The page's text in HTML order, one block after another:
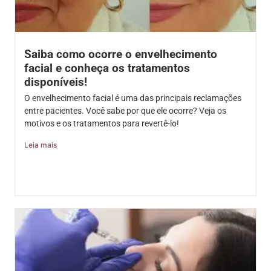
Saiba como ocorre o envelhecimento
facial e conheça os tratamentos
disponíveis!
O envelhecimento facial é uma das principais reclamações
entre pacientes. Você sabe por que ele ocorre? Veja os
motivos e os tratamentos para revertê-lo!
Leia mais